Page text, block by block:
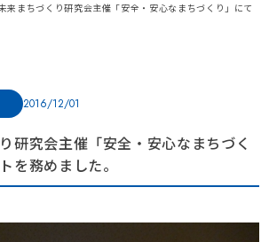
来まちづくり研究会主催「安全・安心なまちづくり」にて
2016/12/01
研究会主催「安全・安心なまちづく
を務めました。